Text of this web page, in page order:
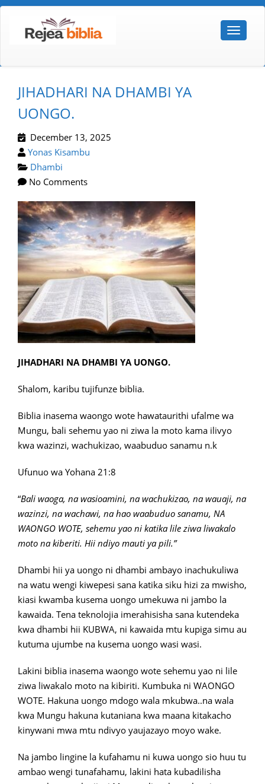
JIHADHARI NA DHAMBI YA
UONGO.
December 13, 2025
Yonas Kisambu
Dhambi
No Comments
JIHADHARI NA DHAMBI YA UONGO.
Shalom, karibu tujifunze biblia.
Biblia inasema waongo wote hawataurithi ufalme wa
Mungu, bali sehemu yao ni ziwa la moto kama ilivyo
kwa wazinzi, wachukizao, waabuduo sanamu n.k
Ufunuo wa Yohana 21:8
“Bali waoga, na wasioamini, na wachukizao, na wauaji, na
wazinzi, na wachawi, na hao waabuduo sanamu, NA
WAONGO WOTE, sehemu yao ni katika lile ziwa liwakalo
moto na kiberiti. Hii ndiyo mauti ya pili.”
Dhambi hii ya uongo ni dhambi ambayo inachukuliwa
na watu wengi kiwepesi sana katika siku hizi za mwisho,
kiasi kwamba kusema uongo umekuwa ni jambo la
kawaida. Tena teknolojia imerahisisha sana kutendeka
kwa dhambi hii KUBWA, ni kawaida mtu kupiga simu au
kutuma ujumbe na kusema uongo wasi wasi.
Lakini biblia inasema waongo wote sehemu yao ni lile
ziwa liwakalo moto na kibiriti. Kumbuka ni WAONGO
WOTE. Hakuna uongo mdogo wala mkubwa..na wala
kwa Mungu hakuna kutaniana kwa maana kitakacho
kinywani mwa mtu ndivyo yaujazayo moyo wake.
Na jambo lingine la kufahamu ni kuwa uongo sio huu tu
ambao wengi tunafahamu, lakini hata kubadilisha